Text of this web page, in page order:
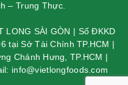
– Trung Thực.
LONG SÀI GÒN | Số ĐKKD
tại Sở Tài Chính TP.HCM |
Chánh Hưng, TP.HCM |
info@vietlongfoods.com